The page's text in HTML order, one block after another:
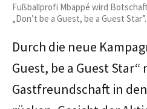
Fußballprofi Mbappé wird
„Don’t be a Guest, be a Guest
Durch die neue
Guest, be a Guest
Gastfreundschaft in